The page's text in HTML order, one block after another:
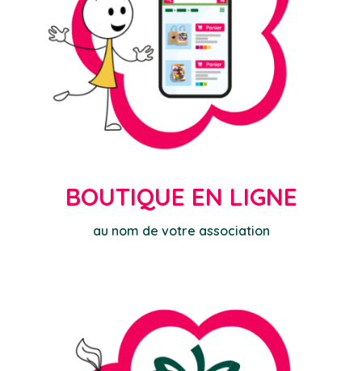
BOUTIQUE EN LIGNE
au nom de votre association